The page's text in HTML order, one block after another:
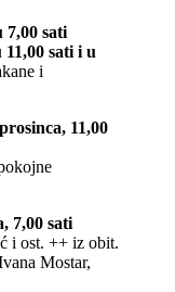
7,00 sati
sati i u
i
11,00
7,00 sati
i ost. ++ iz obit.
Mostar,